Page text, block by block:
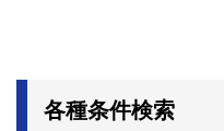
各種条件検索